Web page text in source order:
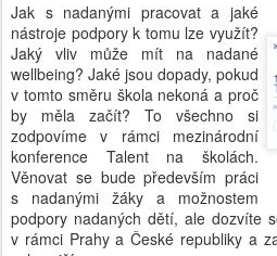
Jak s nadanými pracovat a jaké
nástroje podpory k tomu lze využít?
Jaký vliv může mít na nadané
wellbeing? Jaké jsou dopady, pokud
v tomto směru škola nekoná a proč
by měla začít? To všechno si
zodpovíme v rámci mezinárodní
konference Talent na školách.
Věnovat se bude především práci
s nadanými žáky a možnostem
podpory nadaných dětí, ale dozvíte
v rámci Prahy a České republiky a